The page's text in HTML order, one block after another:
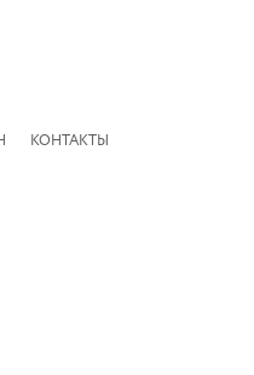
КОНТАКТЫ